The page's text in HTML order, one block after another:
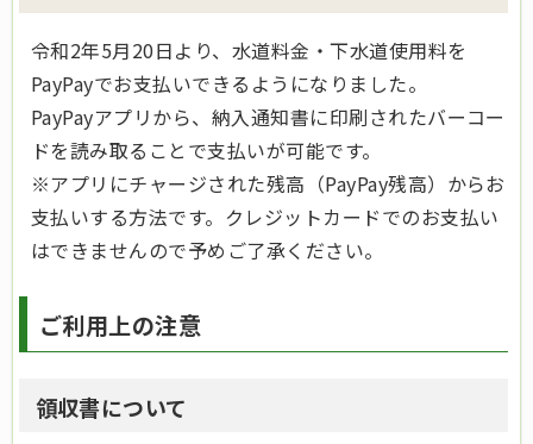
令和2年5月20日より、水道料金・下水道使用料を
PayPayでお支払いできるようになりました。
PayPayアプリから、納入通知書に印刷されたバーコー
ドを読み取ることで支払いが可能です。
※アプリにチャージされた残高（PayPay残高）からお
支払いする方法です。クレジットカードでのお支払い
はできませんので予めご了承ください。
ご利用上の注意
領収書について